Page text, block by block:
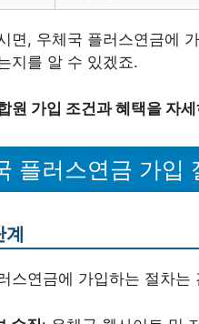
면, 우체국 플러스연금에
지를 알 수 있겠죠.
원 가입 조건과 혜택을 자
플러스연금 가입
계
스연금에 가입하는 절차